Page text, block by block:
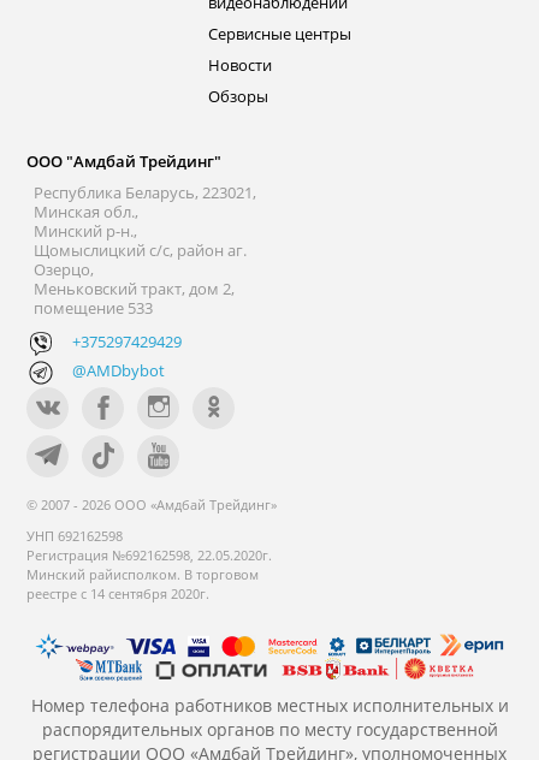
Сервисные центры
Новости
Обзоры
ООО "Амдбай Трейдинг"
Республика Беларусь, 223021,
Минская обл.,
Минский р-н.,
Щомыслицкий с/с, район аг.
Озерцо,
Меньковский тракт, дом 2,
помещение 533
+375297429429
@AMDbybot
© 2007 - 2026 ООО «Амдбай Трейдинг»
УНП 692162598
Регистрация №692162598, 22.05.2020г.
Минский райисполком. В торговом
реестре с 14 сентября 2020г.
Номер телефона работников местных исполнительных и
распорядительных органов по месту государственной
регистрации ООО «Амдбай Трейдинг», уполномоченных